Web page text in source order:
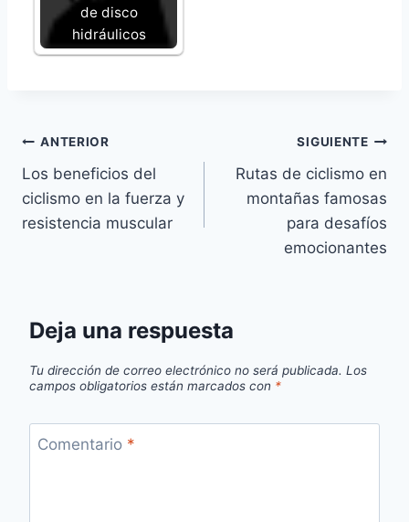
de disco
hidráulicos
Navegación
de
entradas
ANTERIOR
Los beneficios del
ciclismo en la fuerza y
resistencia muscular
SIGUIENTE
Rutas de ciclismo en
montañas famosas
para desafíos
emocionantes
Deja una respuesta
Tu dirección de correo electrónico no será publicada. Los
campos obligatorios están marcados con *
Comentario *